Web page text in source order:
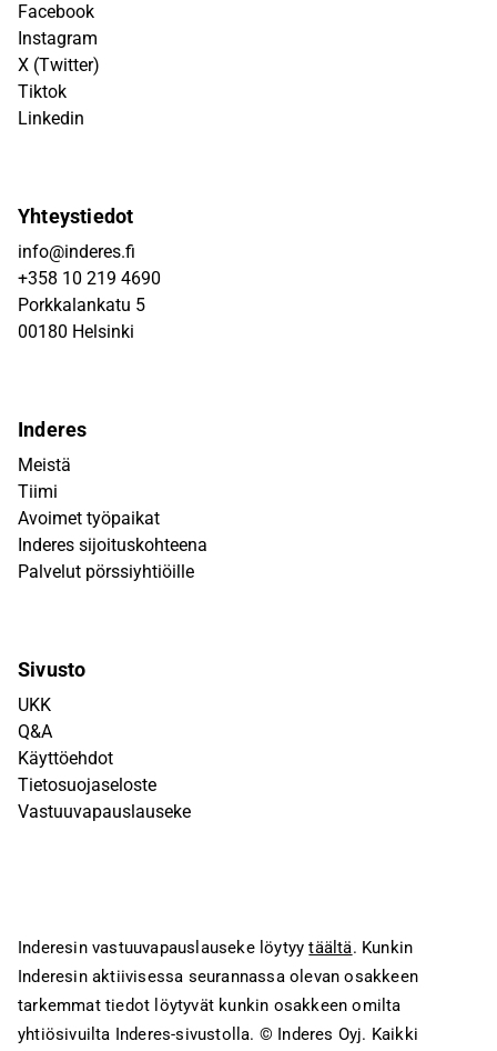
Facebook
Instagram
X (Twitter)
Tiktok
Linkedin
Yhteystiedot
info@inderes.fi
+358 10 219 4690
Porkkalankatu 5
00180 Helsinki
Inderes
Meistä
Tiimi
Avoimet työpaikat
Inderes sijoituskohteena
Palvelut pörssiyhtiöille
Sivusto
UKK
Q&A
Käyttöehdot
Tietosuojaseloste
Vastuuvapauslauseke
Inderesin vastuuvapauslauseke löytyytäältä. Kunkin
Inderesin aktiivisessa seurannassa olevan osakkeen
tarkemmat tiedot löytyvät kunkin osakkeen omilta
yhtiösivuilta Inderes-sivustolla. © Inderes Oyj. Kaikki